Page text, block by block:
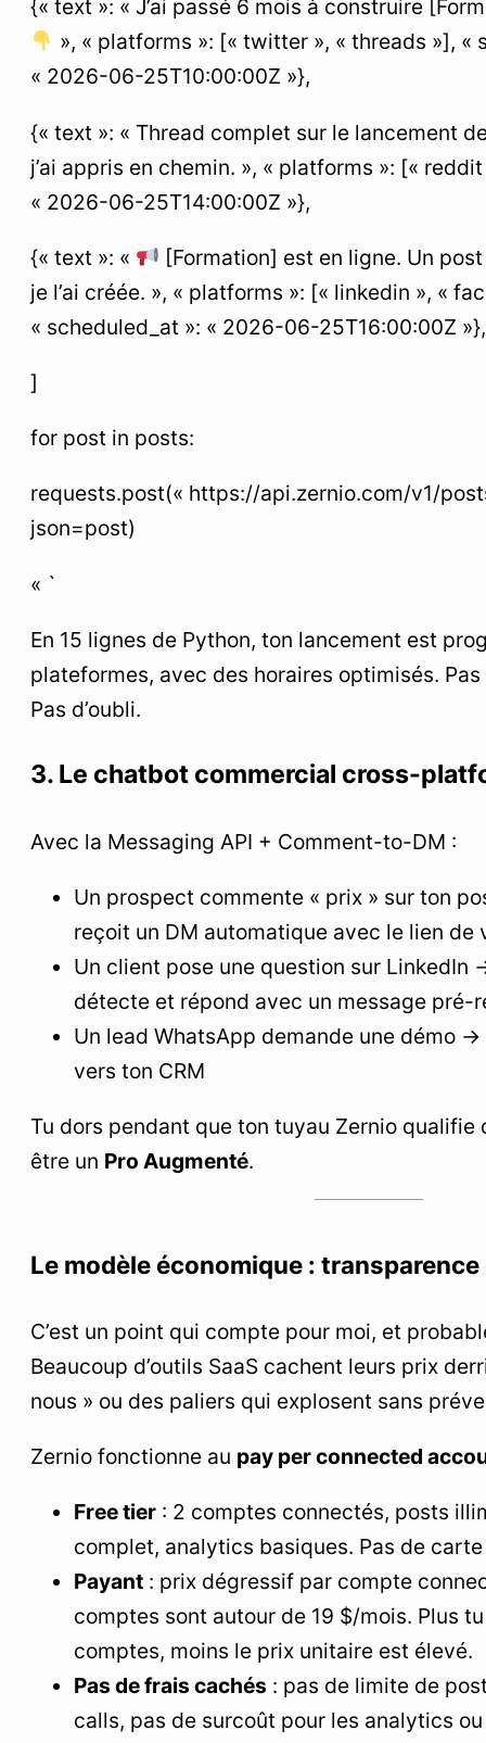
{« text »: « J’ai passé 6 mois à construire
», « platforms »: [« twitter », « threads »], «
« 2026-06-25T10:00:00Z »},
{« text »: « Thread complet sur le lancement
j’ai appris en chemin. », « platforms »: [«
« 2026-06-25T14:00:00Z »},
{« text »: «
[Formation] est en ligne. Un
je l’ai créée. », « platforms »: [« linkedin », «
« scheduled_at »: « 2026-06-25T16:00:00Z »},
]
for post in posts:
requests.post(« https://api.zernio.com/v1/
json=post)
« `
En 15 lignes de Python, ton lancement est
plateformes, avec des horaires optimisés.
Pas d’oubli.
3. Le chatbot commercial cross-
Avec la Messaging API + Comment-to-DM :
Un prospect commente « prix » sur ton
reçoit un DM automatique avec le lien de
Un client pose une question sur LinkedIn
détecte et répond avec un message pré-
Un lead WhatsApp demande une démo
vers ton CRM
Tu dors pendant que ton tuyau Zernio qualifie
être un Pro Augmenté.
Le modèle économique :
C’est un point qui compte pour moi, et
Beaucoup d’outils SaaS cachent leurs prix
nous » ou des paliers qui explosent sans
Zernio fonctionne au pay per connected
Free tier : 2 comptes connectés, posts
complet, analytics basiques. Pas de
Payant : prix dégressif par compte
comptes sont autour de 19 $/mois. Plus
comptes, moins le prix unitaire est élevé.
Pas de frais cachés : pas de limite de
calls, pas de surcoût pour les analytics